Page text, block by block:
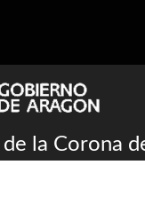
la Corona